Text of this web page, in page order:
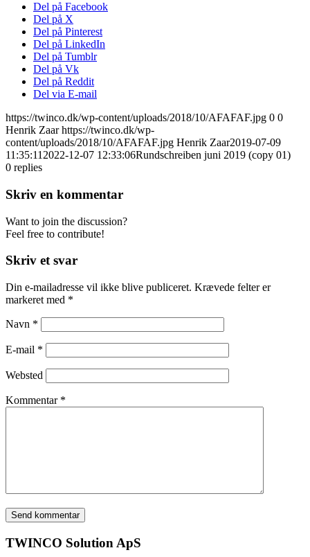
Del på Facebook
Del på X
Del på Pinterest
Del på LinkedIn
Del på Tumblr
Del på Vk
Del på Reddit
Del via E-mail
https://twinco.dk/wp-content/uploads/2018/10/AFAFAF.jpg 0 0
Henrik Zaar https://twinco.dk/wp-
content/uploads/2018/10/AFAFAF.jpg Henrik Zaar2019-07-09
11:35:11 2022-12-07 12:33:06Rundschreiben juni 2019 (copy 01)
0 replies
Skriv en kommentar
Want to join the discussion?
Feel free to contribute!
Skriv et svar
Din e-mailadresse vil ikke blive publiceret. Krævede felter er
markeret med *
Navn *
E-mail *
Websted
Kommentar *
TWINCO Solution ApS